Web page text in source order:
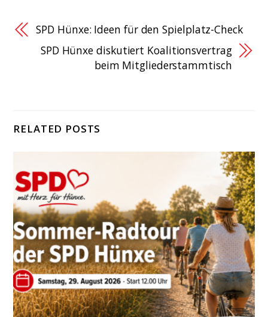
SPD Hünxe: Ideen für den Spielplatz-Check
SPD Hünxe diskutiert Koalitionsvertrag
beim Mitgliederstammtisch
RELATED POSTS